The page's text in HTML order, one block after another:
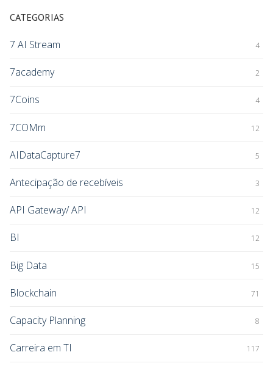
CATEGORIAS
7 AI Stream 4
7academy 2
7Coins 4
7COMm 12
AIDataCapture7 5
Antecipação de recebíveis 3
API Gateway/ API 12
BI 12
Big Data 15
Blockchain 71
Capacity Planning 8
Carreira em TI 117